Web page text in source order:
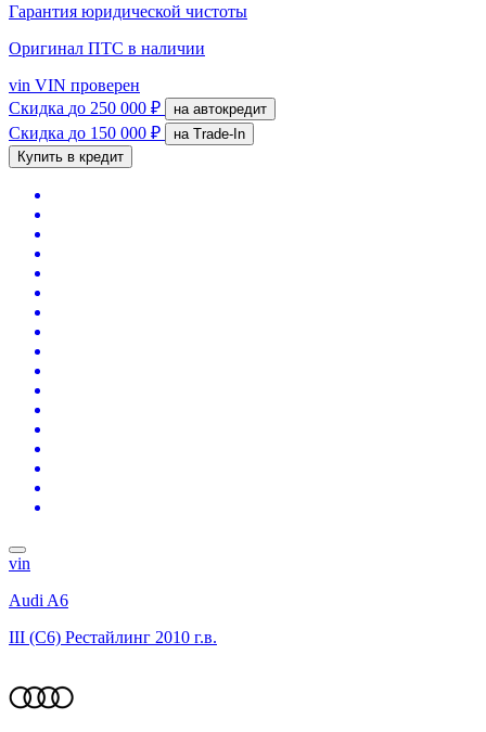
Гарантия юридической чистоты
Оригинал ПТС в наличии
vin VIN проверен
Скидка до 250 000 ₽ на автокредит
Скидка до 150 000 ₽
на Trade-In
Купить в кредит
vin
Audi A6
III (C6) Рестайлинг 2010 г.в.